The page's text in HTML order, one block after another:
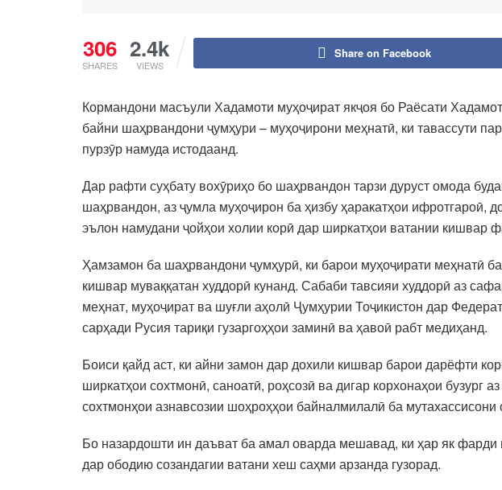
306
SHARES
2.4k
VIEWS
Share on Facebook
Кормандони масъули Хадамоти муҳоҷират якҷоя бо Раёсати
байни шаҳрвандони ҷумҳури – муҳоҷирони меҳнатӣ, ки тавассути
пурзӯр намуда истодаанд.
Дар рафти суҳбату вохӯриҳо бо шаҳрвандон тарзи дуруст омода
шаҳрвандон, аз ҷумла муҳоҷирон ба ҳизбу ҳаракатҳои ифротгароӣ,
эълон намудани ҷойҳои холии корӣ дар ширкатҳои ватании кишвар
Ҳамзамон ба шаҳрвандони ҷумҳурӣ, ки барои муҳоҷирати меҳнатӣ
кишвар муваққатан худдорӣ кунанд. Сабаби тавсияи худдорӣ аз
меҳнат, муҳоҷират ва шуғли аҳолӣ Ҷумҳурии Тоҷикистон дар
сарҳади Русия тариқи гузаргоҳҳои заминӣ ва ҳавоӣ рабт медиҳанд.
Боиси қайд аст, ки айни замон дар дохили кишвар барои дарёфти
ширкатҳои сохтмонӣ, саноатӣ, роҳсозӣ ва дигар корхонаҳои
сохтмонҳои азнавсозии шоҳроҳҳои байналмилалӣ ба
Бо назардошти ин даъват ба амал оварда мешавад, ки ҳар як
дар ободию созандагии ватани хеш саҳми арзанда гузорад.